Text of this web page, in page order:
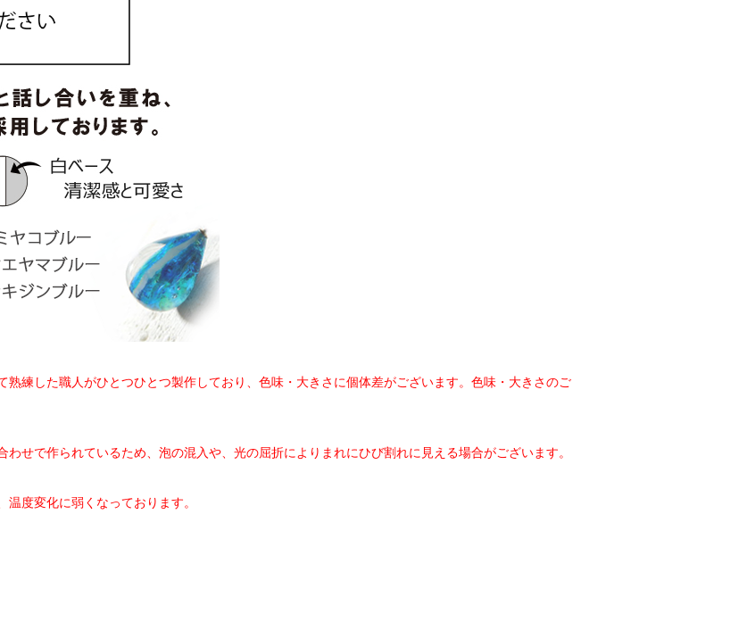
練した職人がひとつひとつ製作しており、色味・大きさに個体差がございます。色味・大きさのご
せで作られているため、泡の混入や、光の屈折によりまれにひび割れに見える場合がございます。
度変化に弱くなっております。